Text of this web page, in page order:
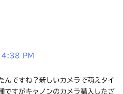
PM
んですね？新しいカメラで萌えタイ
ですがキャノンのカメラ購入したざ